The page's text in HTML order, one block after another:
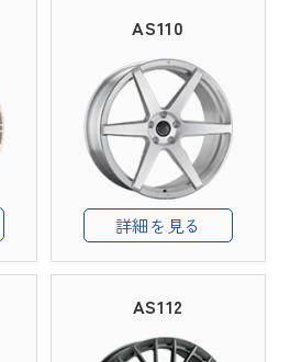
AS110
詳細を見る
AS112